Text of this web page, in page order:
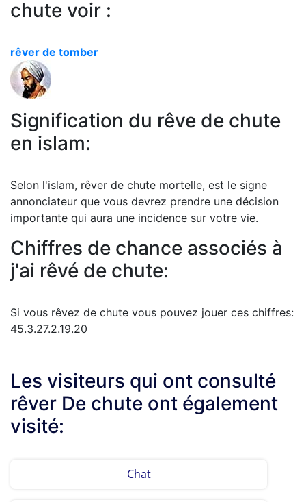
chute voir :
rêver de tomber
Signification du rêve de chute
en islam:
Selon l'islam, rêver de chute mortelle, est le signe
annonciateur que vous devrez prendre une décision
importante qui aura une incidence sur votre vie.
Chiffres de chance associés à
j'ai rêvé de chute:
Si vous rêvez de chute vous pouvez jouer ces chiffres:
45.3.27.2.19.20
Les visiteurs qui ont consulté
rêver De chute ont également
visité:
Chat